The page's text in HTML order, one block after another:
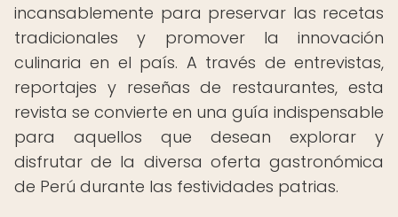
incansablemente para preservar las recetas
tradicionales y promover la innovación
culinaria en el país. A través de entrevistas,
reportajes y reseñas de restaurantes, esta
revista se convierte en una guía indispensable
para aquellos que desean explorar y
disfrutar de la diversa oferta gastronómica
de Perú durante las festividades patrias.